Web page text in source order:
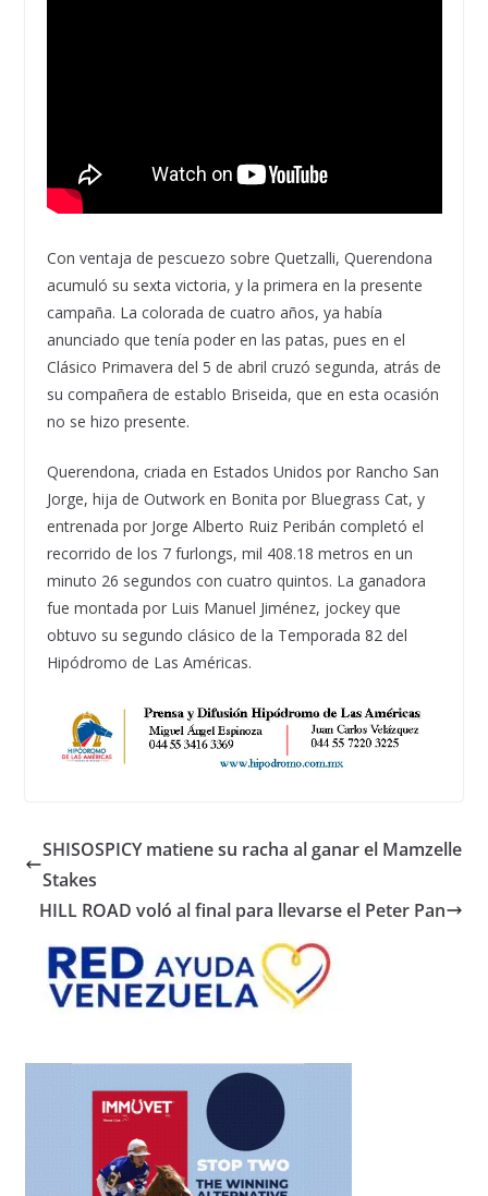
Con ventaja de pescuezo sobre Quetzalli, Querendona
acumuló su sexta victoria, y la primera en la presente
campaña. La colorada de cuatro años, ya había
anunciado que tenía poder en las patas, pues en el
Clásico Primavera del 5 de abril cruzó segunda, atrás de
su compañera de establo Briseida, que en esta ocasión
no se hizo presente.
Querendona, criada en Estados Unidos por Rancho San
Jorge, hija de Outwork en Bonita por Bluegrass Cat, y
entrenada por Jorge Alberto Ruiz Peribán completó el
recorrido de los 7 furlongs, mil 408.18 metros en un
minuto 26 segundos con cuatro quintos. La ganadora
fue montada por Luis Manuel Jiménez, jockey que
obtuvo su segundo clásico de la Temporada 82 del
Hipódromo de Las Américas.
SHISOSPICY matiene su racha al ganar el Mamzelle
Stakes
HILL ROAD voló al final para llevarse el Peter Pan